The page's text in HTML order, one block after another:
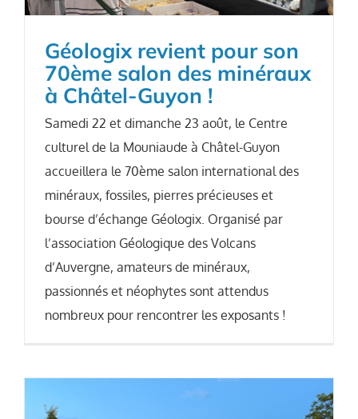
Géologix revient pour son
70ème salon des minéraux
à Châtel-Guyon !
Samedi 22 et dimanche 23 août, le Centre
culturel de la Mouniaude à Châtel-Guyon
accueillera le 70ème salon international des
minéraux, fossiles, pierres précieuses et
bourse d’échange Géologix. Organisé par
l’association Géologique des Volcans
d’Auvergne, amateurs de minéraux,
passionnés et néophytes sont attendus
nombreux pour rencontrer les exposants !